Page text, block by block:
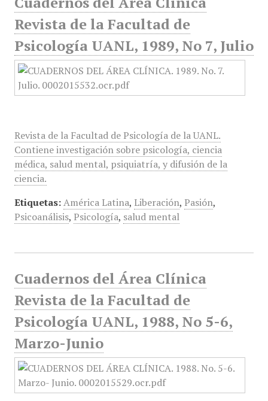
Revista de la Facultad de
Psicología UANL, 1989, No 7, Julio
Revista de la Facultad de Psicología de la UANL.
Contiene investigación sobre psicología, ciencia
médica, salud mental, psiquiatría, y difusión de la
ciencia.
Etiquetas: América Latina, Liberación, Pasión,
Psicoanálisis, Psicología, salud mental
Cuadernos del Área Clínica
Revista de la Facultad de
Psicología UANL, 1988, No 5-6,
Marzo-Junio